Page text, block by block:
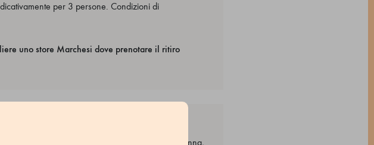
per 3 persone. Condizioni di
uno store Marchesi dove prenotare il ritiro
Cioccolato 62% (Fave di cacao, zucchero di canna,